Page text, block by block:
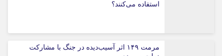
استفاده می‌کنند؟
مرمت ۱۴۹ اثر آسیب‌دیده در جنگ با مشارکت